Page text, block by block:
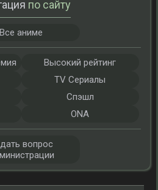
по сайту
Все аниме
Высокий рейтинг
TV Сериалы
Спэшл
ONA
вопрос